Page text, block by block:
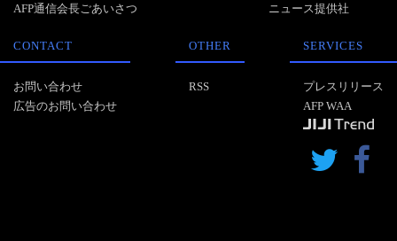
AFP通信会長ごあいさつ
ニュース提供社
CONTACT
お問い合わせ
広告のお問い合わせ
OTHER
RSS
SERVICES
プレスリリース
AFP WAA